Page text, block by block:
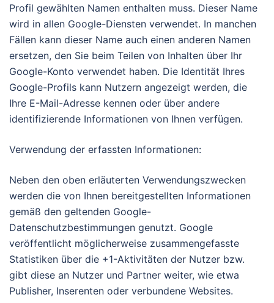
Profil gewählten Namen enthalten muss. Dieser Name
wird in allen Google-Diensten verwendet. In manchen
Fällen kann dieser Name auch einen anderen Namen
ersetzen, den Sie beim Teilen von Inhalten über Ihr
Google-Konto verwendet haben. Die Identität Ihres
Google-Profils kann Nutzern angezeigt werden, die
Ihre E-Mail-Adresse kennen oder über andere
identifizierende Informationen von Ihnen verfügen.
Verwendung der erfassten Informationen:
Neben den oben erläuterten Verwendungszwecken
werden die von Ihnen bereitgestellten Informationen
gemäß den geltenden Google-
Datenschutzbestimmungen genutzt. Google
veröffentlicht möglicherweise zusammengefasste
Statistiken über die +1-Aktivitäten der Nutzer bzw.
gibt diese an Nutzer und Partner weiter, wie etwa
Publisher, Inserenten oder verbundene Websites.